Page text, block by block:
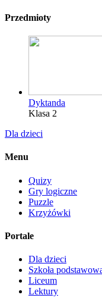
Przedmioty
Dyktanda
Klasa 2
Dla dzieci
Menu
Quizy
Gry logiczne
Puzzle
Krzyżówki
Portale
Dla dzieci
Szkoła
Liceum
Lektury